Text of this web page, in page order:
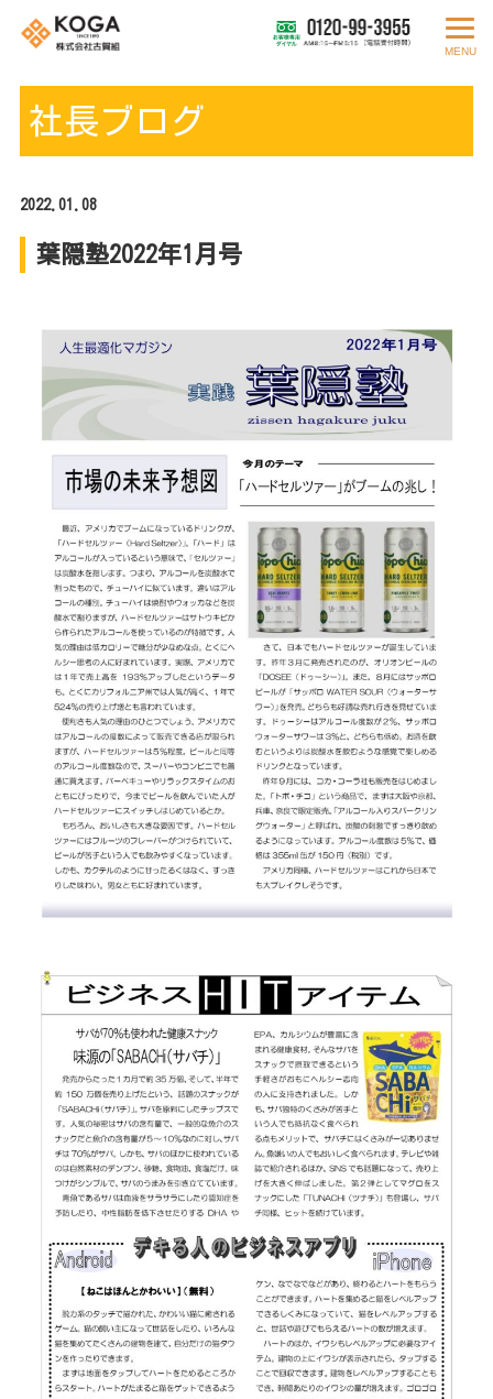
MENU
社長ブログ
2022.01.08
葉隠塾2022年1月号